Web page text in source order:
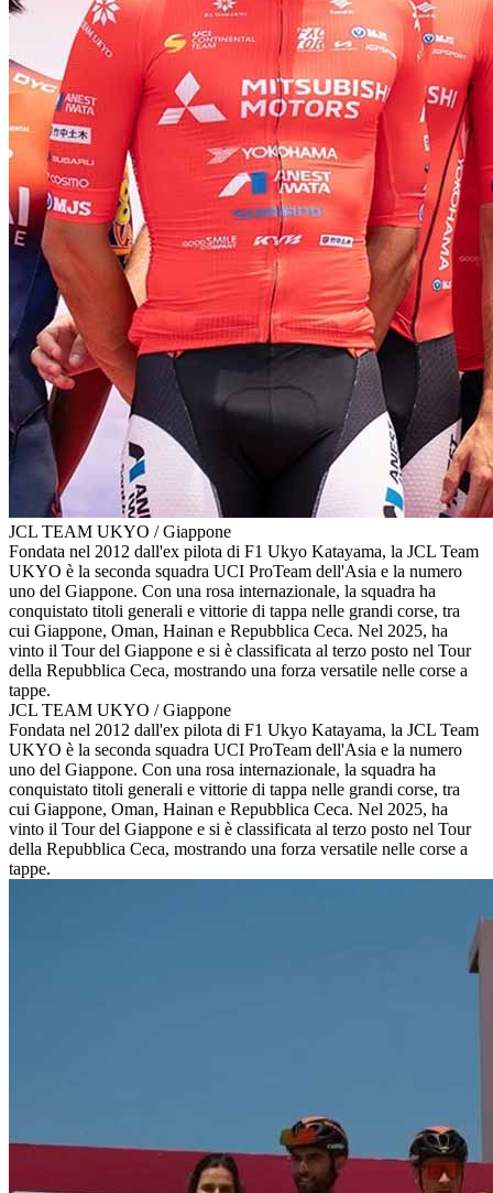
JCL TEAM UKYO / Giappone
Fondata nel 2012 dall'ex pilota di F1 Ukyo Katayama, la JCL Team
UKYO è la seconda squadra UCI ProTeam dell'Asia e la numero
uno del Giappone. Con una rosa internazionale, la squadra ha
conquistato titoli generali e vittorie di tappa nelle grandi corse, tra
cui Giappone, Oman, Hainan e Repubblica Ceca. Nel 2025, ha
vinto il Tour del Giappone e si è classificata al terzo posto nel Tour
della Repubblica Ceca, mostrando una forza versatile nelle corse a
tappe.
JCL TEAM UKYO / Giappone
Fondata nel 2012 dall'ex pilota di F1 Ukyo Katayama, la JCL Team
UKYO è la seconda squadra UCI ProTeam dell'Asia e la numero
uno del Giappone. Con una rosa internazionale, la squadra ha
conquistato titoli generali e vittorie di tappa nelle grandi corse, tra
cui Giappone, Oman, Hainan e Repubblica Ceca. Nel 2025, ha
vinto il Tour del Giappone e si è classificata al terzo posto nel Tour
della Repubblica Ceca, mostrando una forza versatile nelle corse a
tappe.